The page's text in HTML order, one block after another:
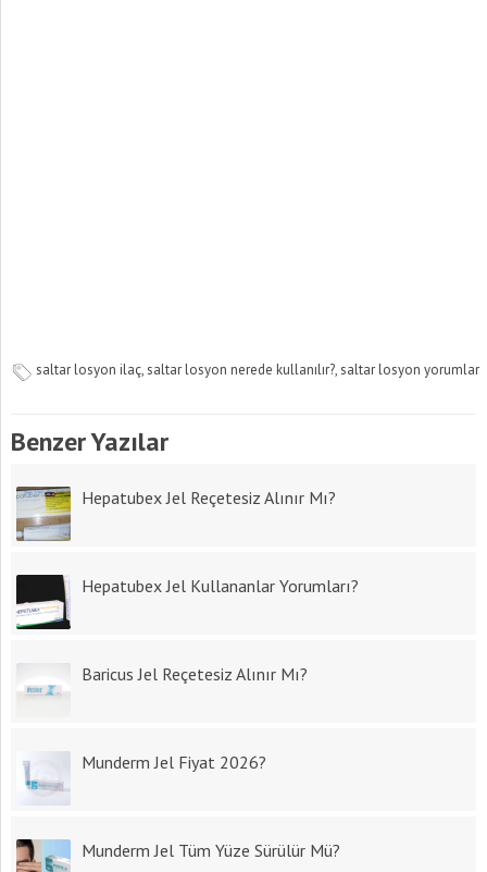
saltar losyon ilaç,saltar losyon nerede kullanılır?,saltar losyon yorumlar
Benzer Yazılar
Hepatubex Jel Reçetesiz Alınır Mı?
Hepatubex Jel Kullananlar Yorumları?
Baricus Jel Reçetesiz Alınır Mı?
Munderm Jel Fiyat 2026?
Munderm Jel Tüm Yüze Sürülür Mü?